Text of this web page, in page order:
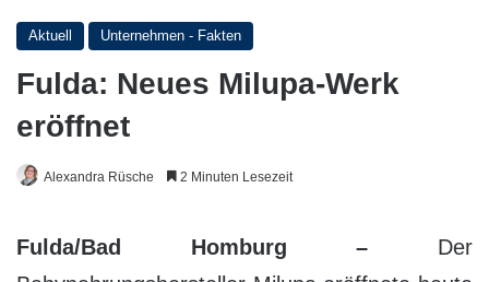
Aktuell Unternehmen - Fakten
Fulda: Neues Milupa-Werk
eröffnet
Alexandra Rüsche 2 Minuten Lesezeit
Fulda/Bad Homburg – Der